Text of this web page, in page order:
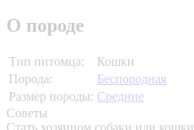
О породе
Тип питомца:
Кошки
Порода:
Беспородная
Размер породы: Средние
Советы